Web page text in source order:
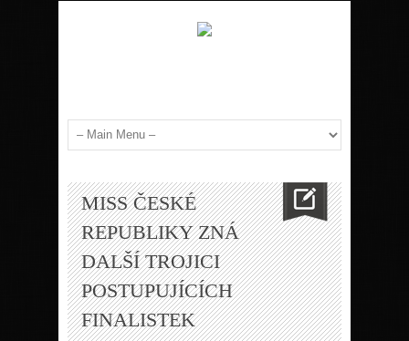
MISS ČESKÉ
REPUBLIKY ZNÁ
DALŠÍ TROJICI
POSTUPUJÍCÍCH
FINALISTEK